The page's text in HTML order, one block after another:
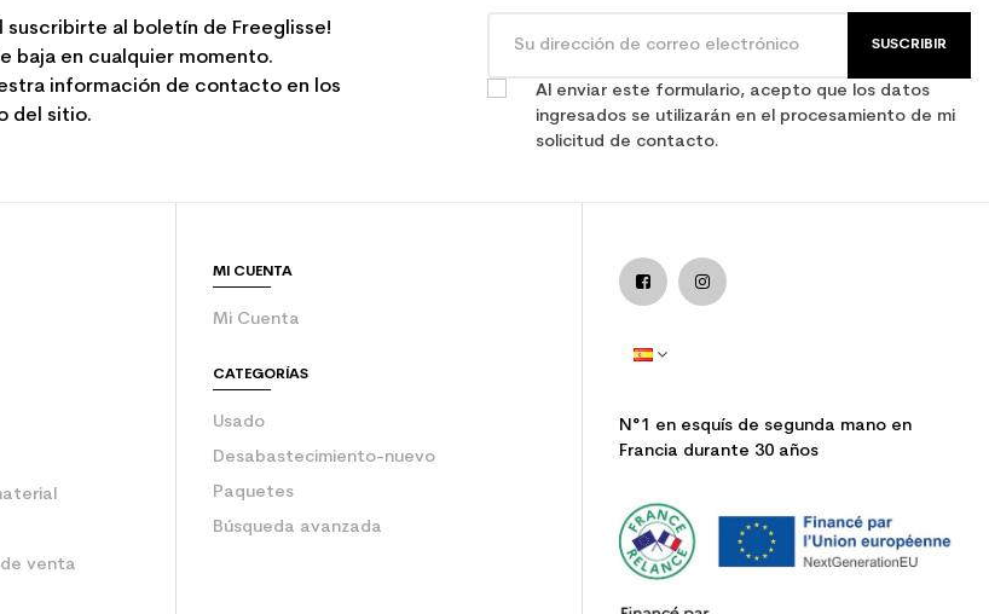
suscribirte al boletín de Freeglisse!
baja en cualquier momento.
información de contacto en los
del sitio.
SUSCRIBIR
Al enviar este formulario, acepto que los datos
ingresados se utilizarán en el procesamiento de mi
solicitud de contacto.
venta
MI CUENTA
Mi Cuenta
CATEGORÍAS
Usado
Desabastecimiento-nuevo
Paquetes
Búsqueda avanzada
N°1 en esquís de segunda mano en
Francia durante 30 años